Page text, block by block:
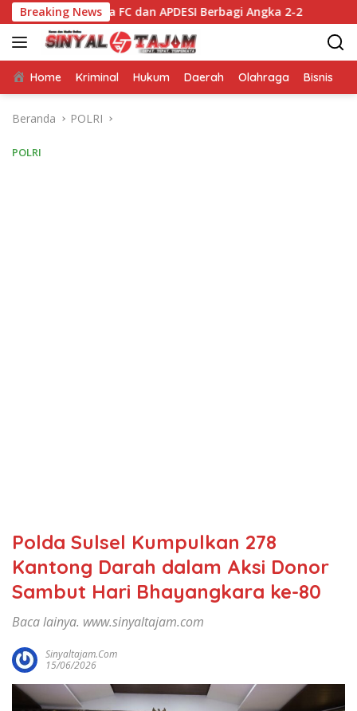
Langsung
ke
konten
Breaking News
FC dan APDESI Berbagi Angka 2-2 Mappatabe
Home Kriminal Hukum Daerah Olahraga Bisnis
Beranda POLRI
POLRI
Polda Sulsel Kumpulkan 278
Kantong Darah dalam Aksi Donor
Sambut Hari Bhayangkara ke-80
Baca lainya. www.sinyaltajam.com
Sinyaltajam.com
15/06/2026